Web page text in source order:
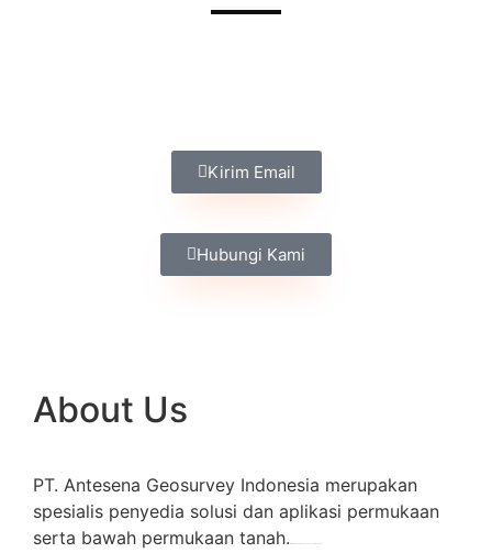
Kirim Email
Hubungi Kami
About Us
PT. Antesena Geosurvey Indonesia merupakan
spesialis penyedia solusi dan aplikasi permukaan
serta bawah permukaan tanah.